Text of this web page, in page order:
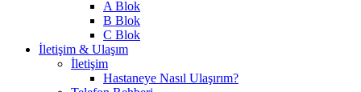
A Blok
B Blok
C Blok
İletişim & Ulaşım
İletişim
Hastaneye Nasıl Ulaşırım?